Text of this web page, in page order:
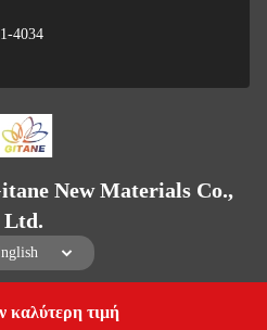
καλύτερη τιμή
4034
New Materials Co.,
Ltd.
New Materials Co., Ltd.
Get a Quote